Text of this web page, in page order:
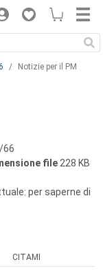
Notizie per il PM
66
file 228 KB
per saperne di
CITAMI